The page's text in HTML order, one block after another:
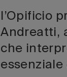
l’Opificio
Andreatti,
che